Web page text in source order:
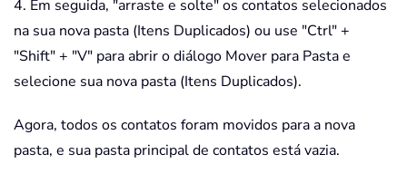
4. Em seguida, "arraste e solte" os contatos selecionados
na sua nova pasta (Itens Duplicados) ou use "Ctrl" +
"Shift" + "V" para abrir o diálogo Mover para Pasta e
selecione sua nova pasta (Itens Duplicados).
Agora, todos os contatos foram movidos para a nova
pasta, e sua pasta principal de contatos está vazia.